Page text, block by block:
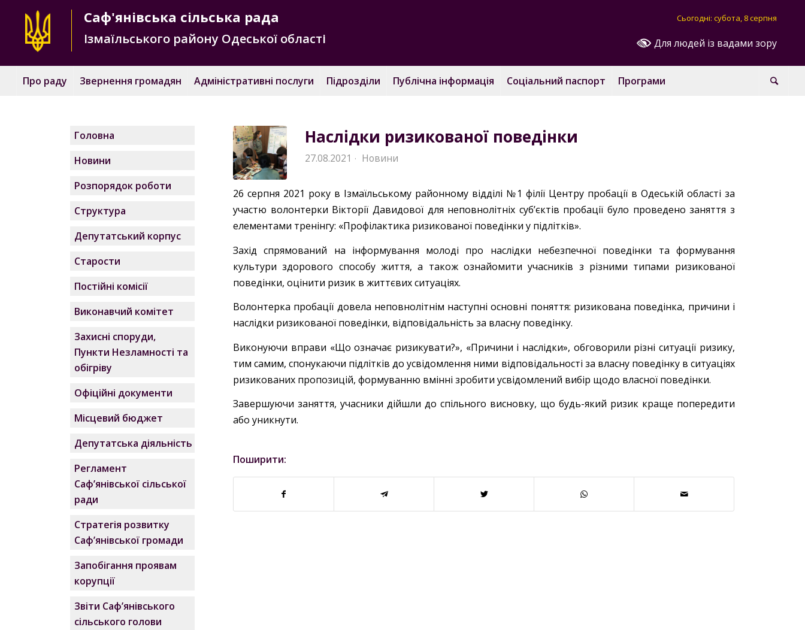
Для людей із вадами зору
Сьогодні: субота, 8 серпня
Саф'янівська сільська рада
Ізмаїльського району Одеської області
Про раду Звернення громадян Адміністративні послуги Підрозділи Публічна інформація Соціальний паспорт Програми
Наслідки ризикованої поведінки
27.08.2021 · Новини
26 серпня 2021 року в Ізмаїльському районному відділі №1 філії Центру пробації в Одеській області за
участю волонтерки Вікторії Давидової для неповнолітніх суб’єктів пробації було проведено заняття з
елементами тренінгу: «Профілактика ризикованої поведінки у підлітків».
Захід спрямований на інформування молоді про наслідки небезпечної поведінки та формування
культури здорового способу життя, а також ознайомити учасників з різними типами ризикованої
поведінки, оцінити ризик в життєвих ситуаціях.
Волонтерка пробації довела неповнолітнім наступні основні поняття: ризикована поведінка, причини і
наслідки ризикованої поведінки, відповідальність за власну поведінку.
Виконуючи вправи «Що означає ризикувати?», «Причини і наслідки», обговорили різні ситуації ризику,
тим самим, спонукаючи підлітків до усвідомлення ними відповідальності за власну поведінку в ситуаціях
ризикованих пропозицій, формуванню вмінні зробити усвідомлений вибір щодо власної поведінки.
Завершуючи заняття, учасники дійшли до спільного висновку, що будь-який ризик краще попередити
або уникнути.
Поширити:
Головна
Новини
Розпорядок роботи
Структура
Депутатський корпус
Старости
Постійні комісії
Виконавчий комітет
Захисні споруди,
Пункти Незламності та
обігріву
Офіційні документи
Місцевий бюджет
Депутатська діяльність
Регламент
Саф’янівської сільської
ради
Стратегія розвитку
Саф’янівської громади
Запобігання проявам
корупції
Звіти Саф’янівського
сільського голови